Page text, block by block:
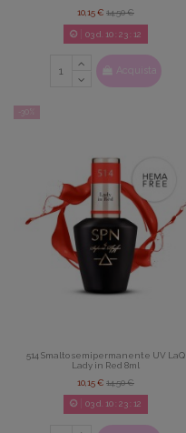
10,15 € 14,50 €
03d. 10: 23: 08
Acquista
-30%
514 Smalto semipermanente UV LaQ
Lady in Red 8ml
10,15 € 14,50 €
03d. 10: 23: 08